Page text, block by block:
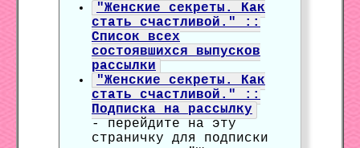
"Женские секреты. Как
стать счастливой." ::
Список всех
состоявшихся выпусков
рассылки
"Женские секреты. Как
стать счастливой." ::
Подписка на рассылку
- перейдите на эту
страничку для подписки